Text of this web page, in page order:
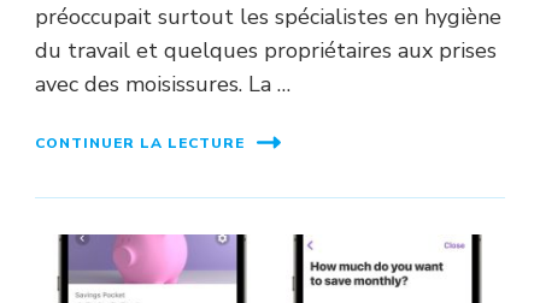
préoccupait surtout les spécialistes en hygiène
du travail et quelques propriétaires aux prises
avec des moisissures. La …
CONTINUER LA LECTURE